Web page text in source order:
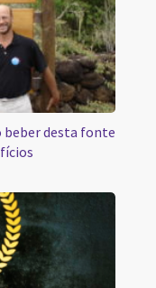
beber desta fonte